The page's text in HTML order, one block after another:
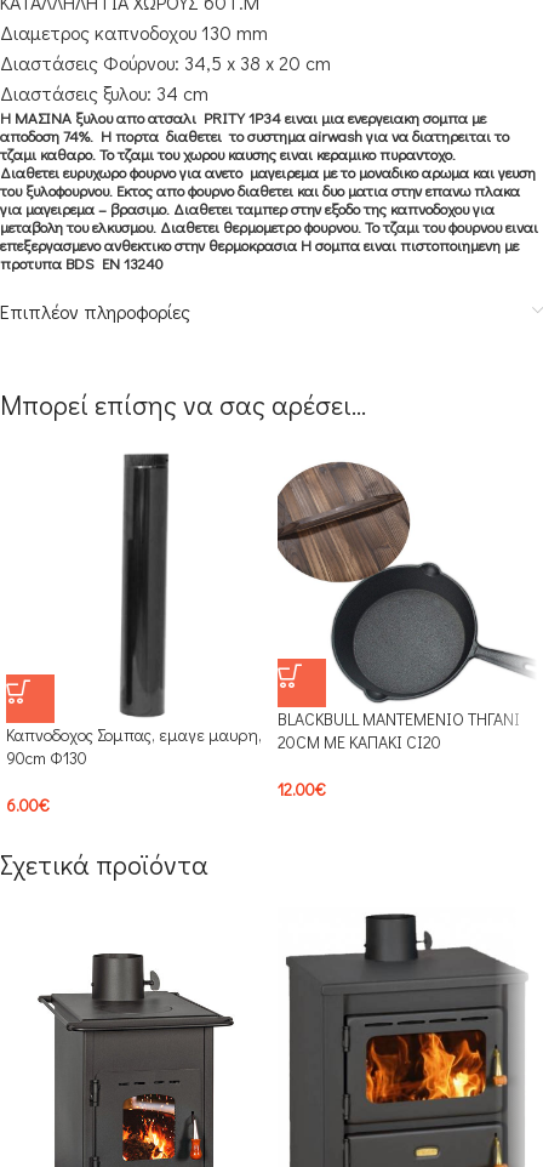
Διαμετρος καπνοδοχου 130 mm
Διαστάσεις Φούρνου: 34,5 x 38 x 20 cm
Διαστάσειςξυλου: 34 cm
Η ΜΑΣΙΝΑ ξυλου απο ατσαλι PRITY 1P34 ειναι μια ενεργειακη σομπα με
αποδοση 74%. Η πορτα διαθετει το συστημα airwash για να διατηρειται το
τζαμι καθαρο. Το τζαμι του χωρου καυσης ειναι κεραμικο πυραντοχο.
Διαθετει ευρυχωρο φουρνο για ανετο μαγειρεμα με το μοναδικο αρωμα και γευση
του ξυλοφουρνου. Εκτος απο φουρνο διαθετει και δυο ματια στην επανω πλακα
για μαγειρεμα – βρασιμο. Διαθετει ταμπερ στην εξοδο της καπνοδοχου για
μεταβολη του ελκυσμου. Διαθετει θερμομετρο φουρνου. Το τζαμι του φουρνου ειναι
επεξεργασμενο ανθεκτικο στην θερμοκρασια Η σομπα ειναι πιστοποιημενη με
προτυπα BDS EN 13240
Επιπλέον πληροφορίες
Μπορεί επίσης να σας αρέσει…
Καπνοδοχος Σομπας, εμαγε μαυρη,
90cm Φ130
6.00€
BLACKBULL ΜΑΝΤΕΜΕΝΙΟ ΤΗΓΑΝΙ
20CM ΜΕ ΚΑΠΑΚΙ CI20
12.00€
Σχετικά προϊόντα